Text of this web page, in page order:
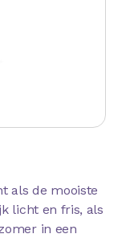
als de mooiste
licht en fris, als
in een